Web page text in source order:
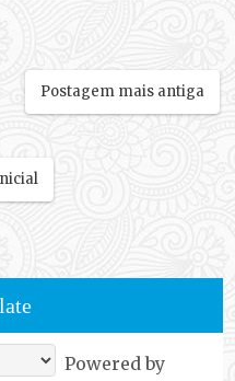
Postagem mais antiga
Powered by